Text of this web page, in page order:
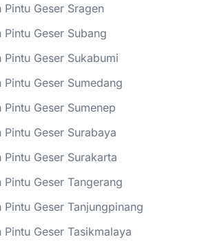
Pintu Geser Sragen
Geser Subang
Geser Sukabumi
Geser Sumedang
Geser Sumenep
Geser Surabaya
Geser Surakarta
Geser Tangerang
Pintu Geser Tanjungpinang
Geser Tasikmalaya